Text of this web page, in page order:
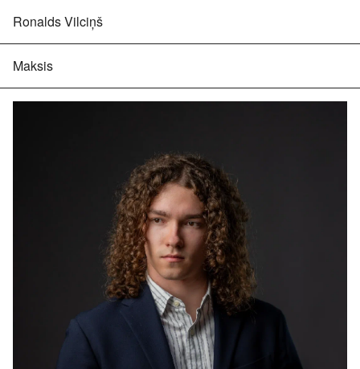
Ronalds Vilciņš
Maksis